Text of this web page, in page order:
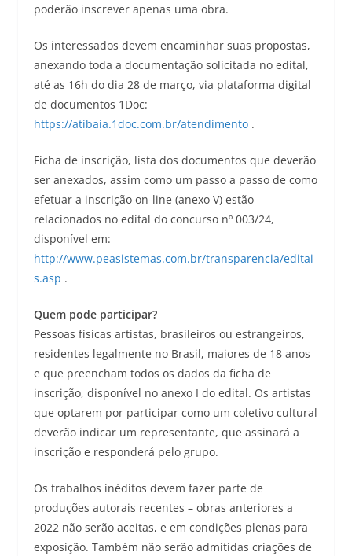
poderão inscrever apenas uma obra.
Os interessados devem encaminhar suas propostas,
anexando toda a documentação solicitada no edital,
até as 16h do dia 28 de março, via plataforma digital
de documentos 1Doc:
https://atibaia.1doc.com.br/atendimento.
Ficha de inscrição, lista dos documentos que deverão
ser anexados, assim como um passo a passo de como
efetuar a inscrição on-line (anexo V) estão
relacionados no edital do concurso nº 003/24,
disponível em:
http://www.peasistemas.com.br/transparencia/editai
s.asp .
Quem pode participar?
Pessoas físicas artistas, brasileiros ou estrangeiros,
residentes legalmente no Brasil, maiores de 18 anos
e que preencham todos os dados da ficha de
inscrição, disponível no anexo I do edital. Os artistas
que optarem por participar como um coletivo cultural
deverão indicar um representante, que assinará a
inscrição e responderá pelo grupo.
Os trabalhos inéditos devem fazer parte de
produções autorais recentes – obras anteriores a
2022 não serão aceitas, e em condições plenas para
exposição. Também não serão admitidas criações de